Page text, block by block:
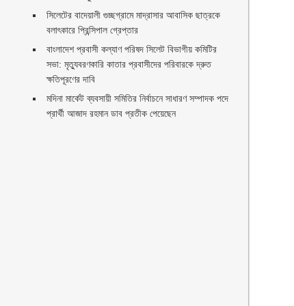
সিলেটের বাদেয়ালী গুচ্ছগ্রামে মাদ্রাসার আবাসিক ছাত্রকে
বলাৎকারে প্রিন্সিপাল গ্রেপ্তার ‎
বাংলাদেশ প্রবাসী কল্যাণ পরিষদ সিলেট বিভাগীয় কমিটির
সভা: মৃত্যুবরণকারি কাতার প্রবাসীদের পরিবারকে দ্রুত
ক্ষতিপূরণের দাবি
মদিনা মার্কেট ব্যবসায়ী সমিতির নির্বাচনে সাধারণ সম্পাদক পদে
প্রার্থী আজাদ রহমান ডাব প্রতীক পেয়েছেন ‎